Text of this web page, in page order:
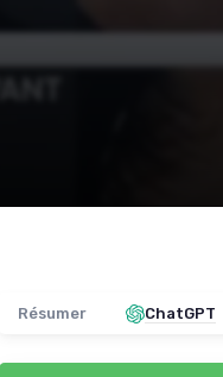
Résumer ChatGPT